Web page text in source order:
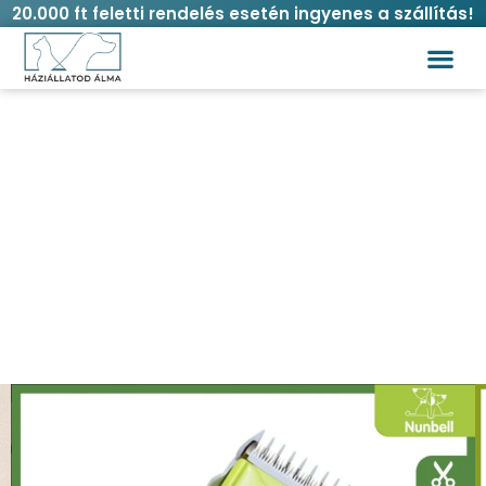
20.000 ft feletti rendelés esetén ingyenes a szállítás!